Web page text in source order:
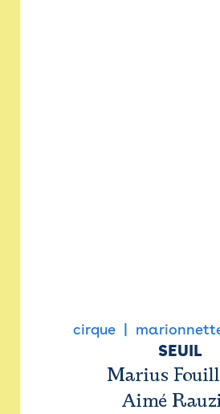
cirque
SEUIL
Marius
Aimé